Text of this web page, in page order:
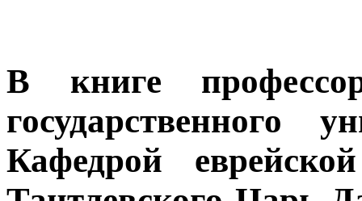
В книге
государственного
Кафедрой